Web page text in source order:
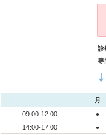
診
専
月
09:00-12:00 ●
14:00-17:00 ●